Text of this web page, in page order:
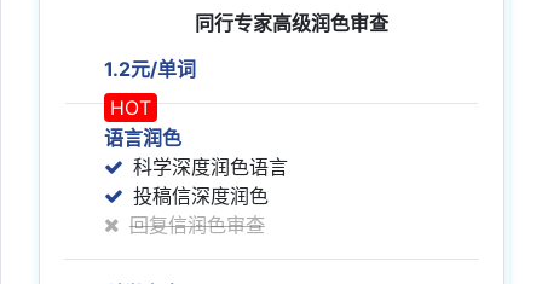
同行专家高级润色审查
1.2元/单词
HOT
语言润色
科学深度润色语言
投稿信深度润色
回复信润色审查